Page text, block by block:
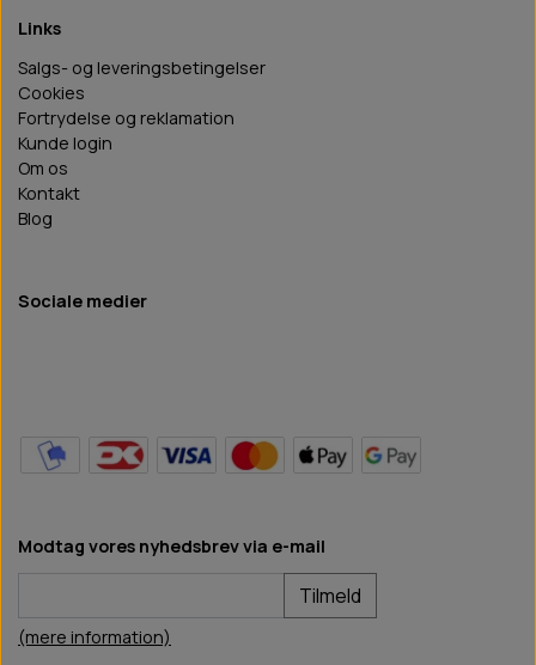
Links
Salgs- og leveringsbetingelser
Cookies
Fortrydelse og reklamation
Kunde login
Om os
Kontakt
Blog
Sociale medier
Modtag vores nyhedsbrev via e-mail
Tilmeld
(mere information)